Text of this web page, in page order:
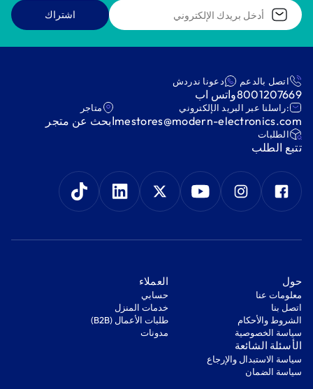
اشتراك
اتصل بالدعم
8001207669
دعونا ندردش
واتس اب
:راسلنا عبر البريد الإلكتروني
mestores@modern-electronics.com
متاجر
ابحث عن متجر
‫الطلبات‬
‫تتبع الطلب‬
‫حول‬
معلومات عنا
اتصل بنا
‫الشروط والأحكام‬
‫سياسة الخصوصية‬
‫العملاء‬
‫حسابي‬
‫خدمات المنزل‬
‫طلبات الأعمال (B2B)‬
مدونات
‫الأسئلة الشائعة‬
‫سياسة الاستبدال والإرجاع‬
‫سياسة الضمان‬